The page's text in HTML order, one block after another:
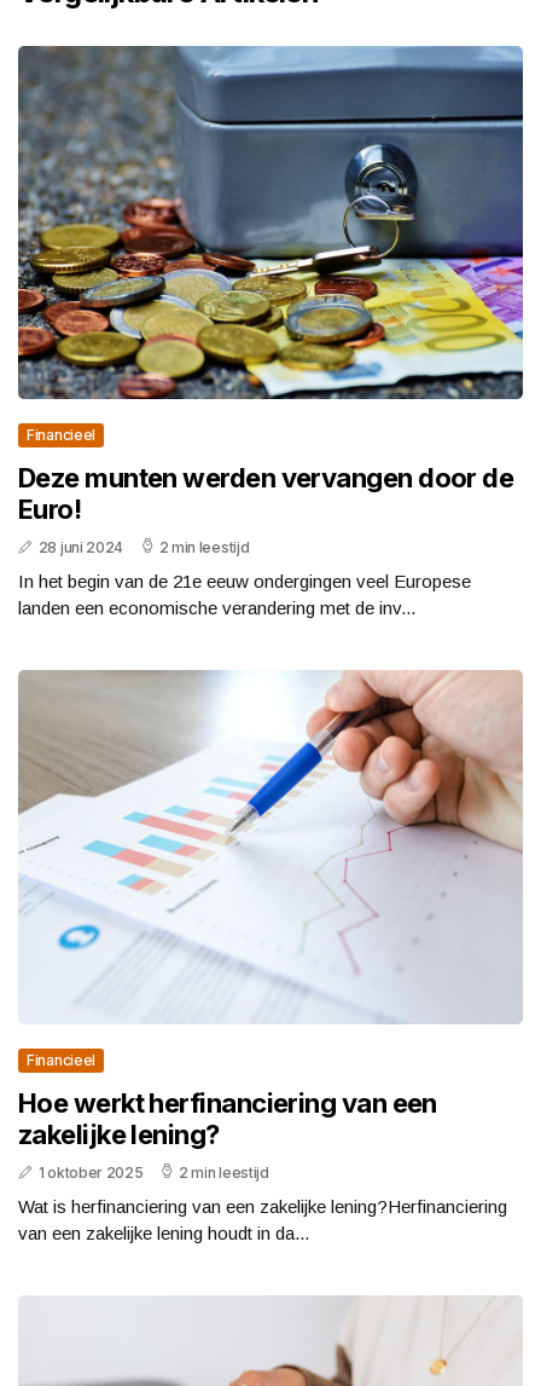
Financieel
Deze munten werden vervangen door de
Euro!
28 juni 2024 2 min leestijd
In het begin van de 21e eeuw ondergingen veel Europese
landen een economische verandering met de inv...
Financieel
Hoe werkt herfinanciering van een
zakelijke lening?
1 oktober 2025 2 min leestijd
Wat is herfinanciering van een zakelijke lening?Herfinanciering
van een zakelijke lening houdt in da...